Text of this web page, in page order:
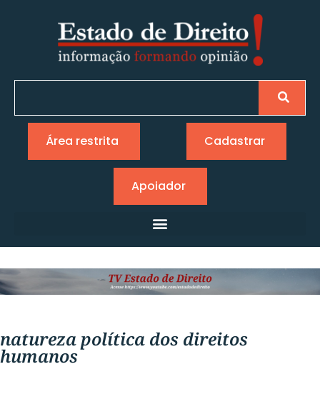
Área restrita Cadastrar
Apoiador
natureza política dos direitos
humanos